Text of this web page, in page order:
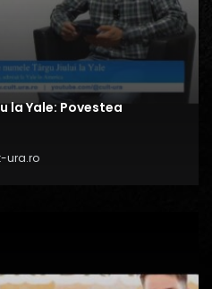
la Yale: Povestea
ura.ro